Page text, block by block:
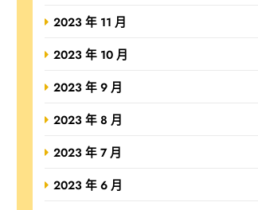
2023 年 11 月
2023 年 10 月
2023 年 9 月
2023 年 8 月
2023 年 7 月
2023 年 6 月